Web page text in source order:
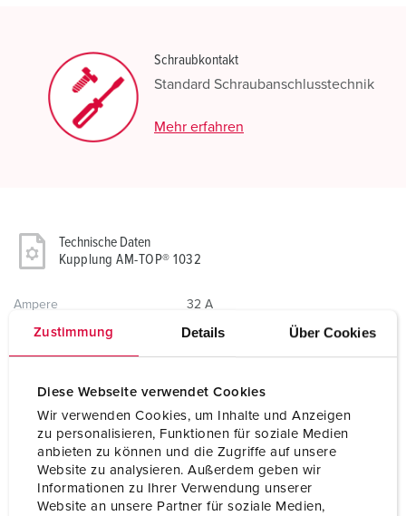
Zustimmung Details Über Cookies
Diese Webseite verwendet Cookies
Wir verwenden Cookies, um Inhalte und Anzeigen
zu personalisieren, Funktionen für soziale Medien
anbieten zu können und die Zugriffe auf unsere
Website zu analysieren. Außerdem geben wir
Informationen zu Ihrer Verwendung unserer
Website an unsere Partner für soziale Medien,
Schraubkontakt
Standard Schraubanschlusstechnik
Mehr erfahren
Technische Daten
Kupplung AM-TOP® 1032
Ampere 32 A
Uhrzeitstellung 12 h
Anschlusstechnik Schraubkontakt
Kontakt standard